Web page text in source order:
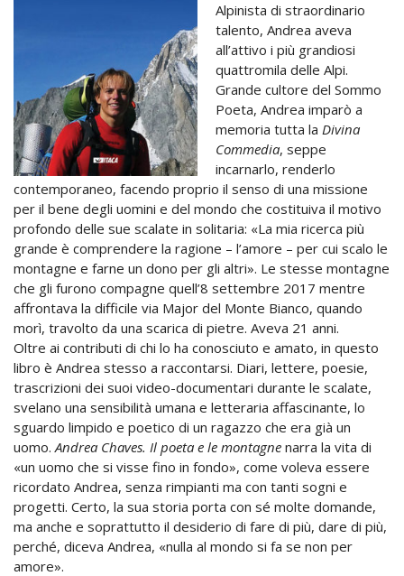
Alpinista di straordinario
talento, Andrea aveva
all’attivo i più grandiosi
quattromila delle Alpi.
Grande cultore del Sommo
Poeta, Andrea imparò a
memoria tutta la Divina
Commedia, seppe
incarnarlo, renderlo
contemporaneo, facendo proprio il senso di una missione
per il bene degli uomini e del mondo che costituiva il motivo
profondo delle sue scalate in solitaria: «La mia ricerca più
grande è comprendere la ragione – l’amore – per cui scalo le
montagne e farne un dono per gli altri». Le stesse montagne
che gli furono compagne quell’8 settembre 2017 mentre
affrontava la difficile via Major del Monte Bianco, quando
morì, travolto da una scarica di pietre. Aveva 21 anni.
Oltre ai contributi di chi lo ha conosciuto e amato, in questo
libro è Andrea stesso a raccontarsi. Diari, lettere, poesie,
trascrizioni dei suoi video-documentari durante le scalate,
svelano una sensibilità umana e letteraria affascinante, lo
sguardo limpido e poetico di un ragazzo che era già un
uomo.Andrea Chaves. Il poeta e le montagne narra la vita di
«un uomo che si visse fino in fondo», come voleva essere
ricordato Andrea, senza rimpianti ma con tanti sogni e
progetti. Certo, la sua storia porta con sé molte domande,
ma anche e soprattutto il desiderio di fare di più, dare di più,
perché, diceva Andrea, «nulla al mondo si fa se non per
amore».